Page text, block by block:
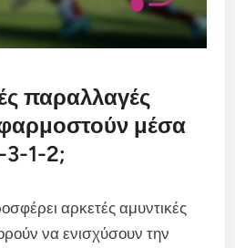
παραλλαγές
μέσα
3-1-2;
αρκετές αμυντικές
να ενισχύσουν την